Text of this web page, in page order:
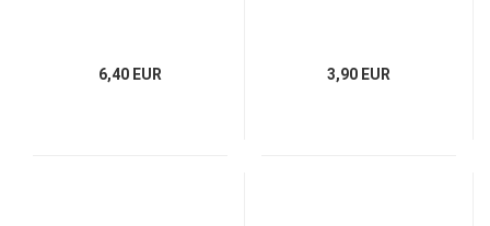
6,40 EUR 3,90 EUR